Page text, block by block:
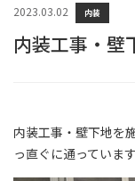
2023.03.02 内装
内装工事・壁
内装工事・壁下地を
っ直ぐに通っていま